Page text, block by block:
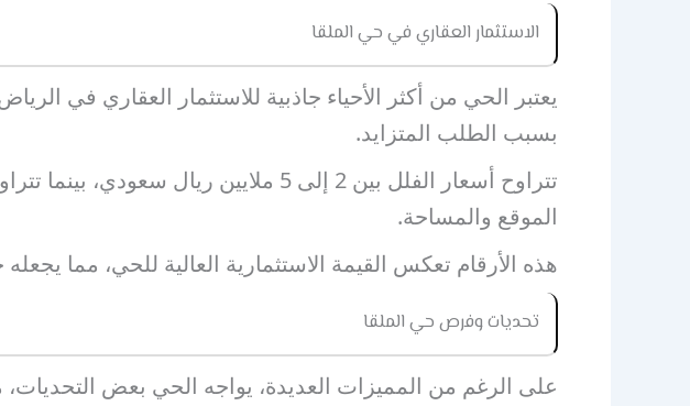
الاستثمار العقاري في حي الملقا
يعتبر الحي من أكثر الأحياء جاذبية للاستثمار العقاري في
بسبب الطلب المتزايد.
الموقع والمساحة.
هذه الأرقام تعكس القيمة الاستثمارية العالية للحي، مما
تحديات وفرص حي الملقا
على الرغم من المميزات العديدة، يواجه الحي بعض التحديات،